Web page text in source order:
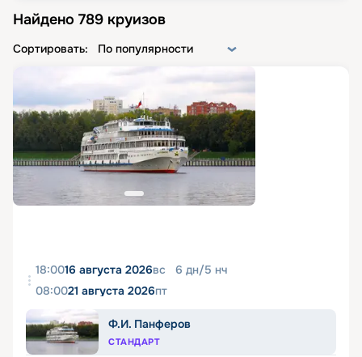
Найдено 789 круизов
Сортировать: По популярности
18:0016 августа 2026вс 6 дн/5 нч
08:0021 августа 2026пт
Ф.И. Панферов
СТАНДАРТ